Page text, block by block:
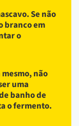
Se não
branco em
o
não
uma
banho de
o fermento.